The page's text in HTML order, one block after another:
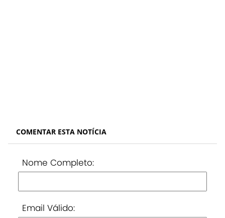
COMENTAR ESTA NOTÍCIA
Nome Completo:
Email Válido: